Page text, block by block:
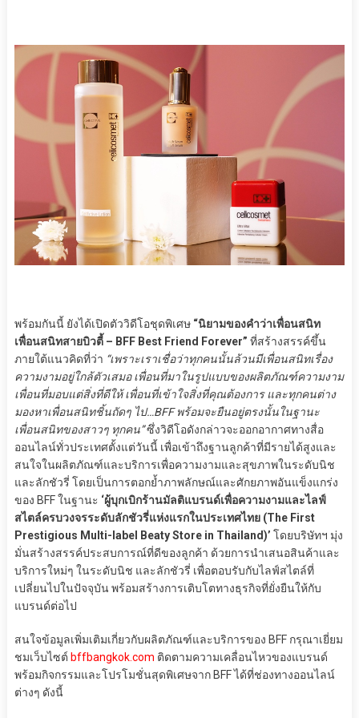
พร้อมกันนี้ ยังได้เปิดตัววิดีโอชุดพิเศษ “นิยามของคำว่าเพื่อนสนิท
เพื่อนสนิทสายบิวตี้ – BFF Best Friend Forever” ที่สร้างสรรค์ขึ้น
ภายใต้แนวคิดที่ว่า “เพราะเราเชื่อว่าทุกคนนั้นล้วนมีเพื่อนสนิทเรื่อง
ความงามอยู่ใกล้ตัวเสมอ เพื่อนที่มาในรูปแบบของผลิตภัณฑ์ความงาม
เพื่อนที่มอบแต่สิ่งที่ดีให้ เพื่อนที่เข้าใจสิ่งที่คุณต้องการ และทุกคนต่าง
มองหาเพื่อนสนิทชิ้นถัดๆ ไป…BFF พร้อมจะยืนอยู่ตรงนั้นในฐานะ
เพื่อนสนิทของสาวๆ ทุกคน”ซึ่งวิดีโอดังกล่าวจะออกอากาศทางสื่อ
ออนไลน์ทั่วประเทศตั้งแต่วันนี้ เพื่อเข้าถึงฐานลูกค้าที่มีรายได้สูงและ
สนใจในผลิตภัณฑ์และบริการเพื่อความงามและสุขภาพในระดับนิช
และลักชัวรี่ โดยเป็นการตอกย้ำภาพลักษณ์และศักยภาพอันแข็งแกร่ง
ของ BFF ในฐานะ ‘ผู้บุกเบิกร้านมัลติแบรนด์เพื่อความงามและไลฟ์
สไตล์ครบวงจรระดับลักชัวรี่แห่งแรกในประเทศไทย (The First
Prestigious Multi-label Beaty Store in Thailand)’ โดยบริษัทฯ มุ่ง
มั่นสร้างสรรค์ประสบการณ์ที่ดีของลูกค้า ด้วยการนำเสนอสินค้าและ
บริการใหม่ๆ ในระดับนิช และลักชัวรี่ เพื่อตอบรับกับไลฟ์สไตล์ที่
เปลี่ยนไปในปัจจุบัน พร้อมสร้างการเติบโตทางธุรกิจที่ยั่งยืนให้กับ
แบรนด์ต่อไป
สนใจข้อมูลเพิ่มเติมเกี่ยวกับผลิตภัณฑ์และบริการของ BFF กรุณาเยี่ยม
ชมเว็บไซต์ bffbangkok.com ติดตามความเคลื่อนไหวของแบรนด์
พร้อมกิจกรรมและโปรโมชั่นสุดพิเศษจาก BFF ได้ที่ช่องทางออนไลน์
ต่างๆ ดังนี้